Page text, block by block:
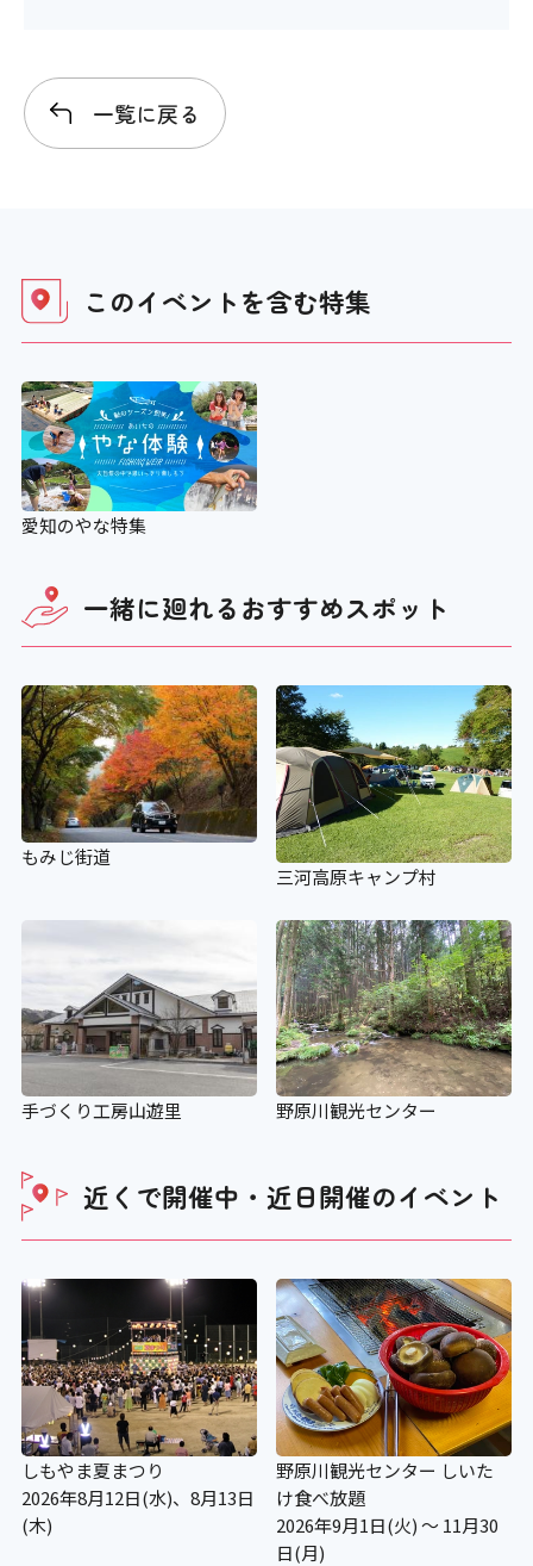
一覧に戻る
このイベントを含む特集
愛知のやな特集
一緒に廻れるおすすめスポット
もみじ街道
三河高原キャンプ村
手づくり工房山遊里 野原川観光センター
近くで開催中・近日開催のイベント
しもやま夏まつり
2026年8月12日(水)、8月13日
(木)
野原川観光センター しいた
け食べ放題
2026年9月1日(火) ～ 11月30
日(月)